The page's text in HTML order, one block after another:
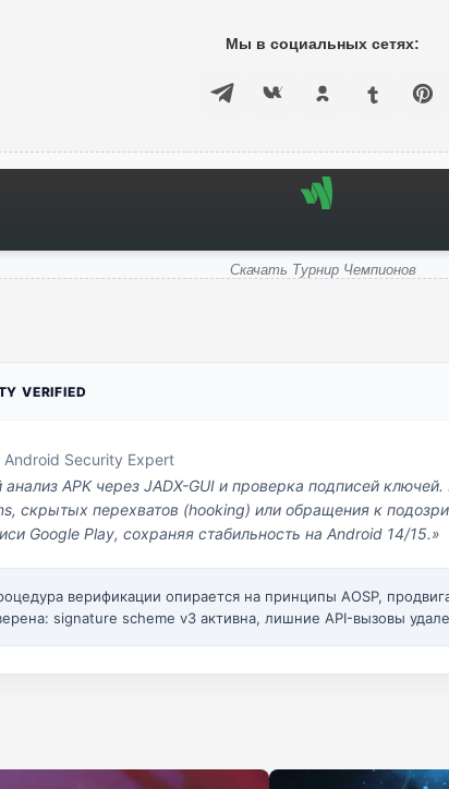
Мы в социальных сетях:
Скачать Турнир Чемпионов
VERIFIED
Security Expert
анализ APK через JADX-GUI и проверка подписей
скрытых перехватов (hooking) или обращения к
Google Play, сохраняя стабильность на Android 14/15.»
верификации опирается на принципы AOSP,
signature scheme v3 активна, лишние API-вызовы